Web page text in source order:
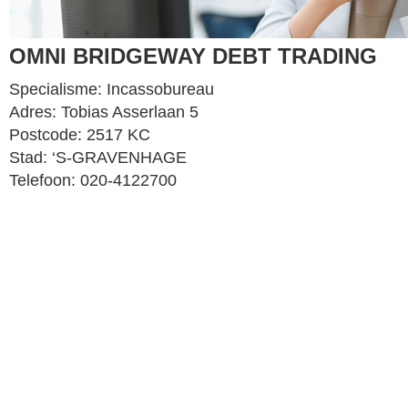
OMNI BRIDGEWAY DEBT TRADING
Specialisme: Incassobureau
Adres: Tobias Asserlaan 5
Postcode: 2517 KC
Stad: ‘S-GRAVENHAGE
Telefoon: 020-4122700